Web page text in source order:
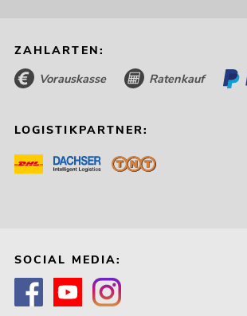
ZAHLARTEN:
Vorauskasse Ratenkauf
LOGISTIKPARTNER:
SOCIAL MEDIA: